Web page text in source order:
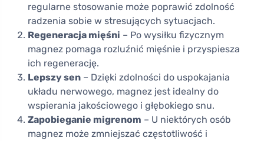
regularne stosowanie może poprawić zdolność
radzenia sobie w stresujących sytuacjach.
Regeneracja mięśni – Po wysiłku fizycznym
magnez pomaga rozluźnić mięśnie i przyspiesza
ich regenerację.
Lepszy sen – Dzięki zdolności do uspokajania
układu nerwowego, magnez jest idealny do
wspierania jakościowego i głębokiego snu.
Zapobieganie migrenom – U niektórych osób
magnez może zmniejszać częstotliwość i